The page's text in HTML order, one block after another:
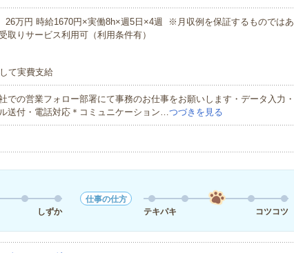
万円 時給1670円×実働8h×週5日×4週 ※月収例を保証するものではあ
取りサービス利用可（利用条件有）
て実費支給
での営業フォロー部署にて事務のお仕事をお願いします・データ入力・
送付・電話対応＊コミュニケーション…つづきを見る
しずか
仕事の仕方
テキパキ
コツコツ